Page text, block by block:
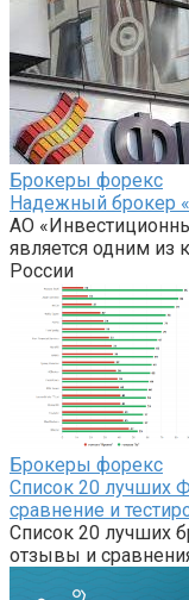
Брокеры форекс
Надежный брокер
АО
является одним из
России
Брокеры форекс
Список 20 лучших
сравнение и
Список 20 лучших
отзывы и